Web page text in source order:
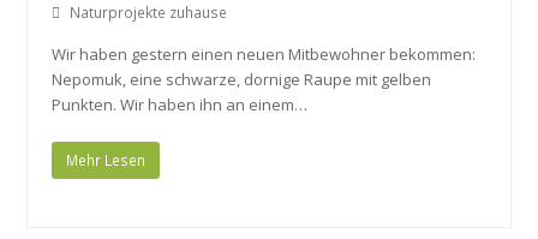
Naturprojekte zuhause
Wir haben gestern einen neuen Mitbewohner bekommen:
Nepomuk, eine schwarze, dornige Raupe mit gelben
Punkten. Wir haben ihn an einem…
Mehr Lesen